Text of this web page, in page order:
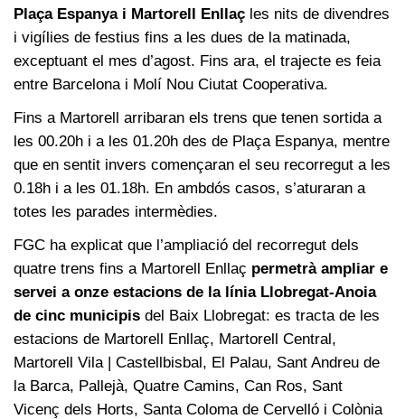
Plaça Espanya i Martorell Enllaç les nits de divendres
i vigílies de festius fins a les dues de la matinada,
exceptuant el mes d’agost. Fins ara, el trajecte es feia
entre Barcelona i Molí Nou Ciutat Cooperativa.
Fins a Martorell arribaran els trens que tenen sortida a
les 00.20h i a les 01.20h des de Plaça Espanya, mentre
que en sentit invers començaran el seu recorregut a les
0.18h i a les 01.18h. En ambdós casos, s’aturaran a
totes les parades intermèdies.
FGC ha explicat que l’ampliació del recorregut dels
quatre trens fins a Martorell Enllaç permetrà ampliar e
servei a onze estacions de la línia Llobregat-Anoia
de cinc municipis del Baix Llobregat: es tracta de les
estacions de Martorell Enllaç, Martorell Central,
Martorell Vila | Castellbisbal, El Palau, Sant Andreu de
la Barca, Pallejà, Quatre Camins, Can Ros, Sant
Vicenç dels Horts, Santa Coloma de Cervelló i Colònia